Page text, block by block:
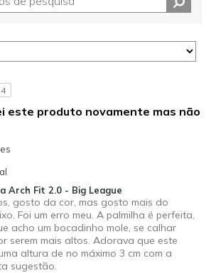
4
este produto novamente mas não
Arch Fit 2.0 - Big League
gosto da cor, mas gosto mais do
Foi um erro meu. A palmilha é perfeita,
acho um bocadinho mole, se calhar
serem mais altos. Adorava que este
altura de no máximo 3 cm com a
sugestão.